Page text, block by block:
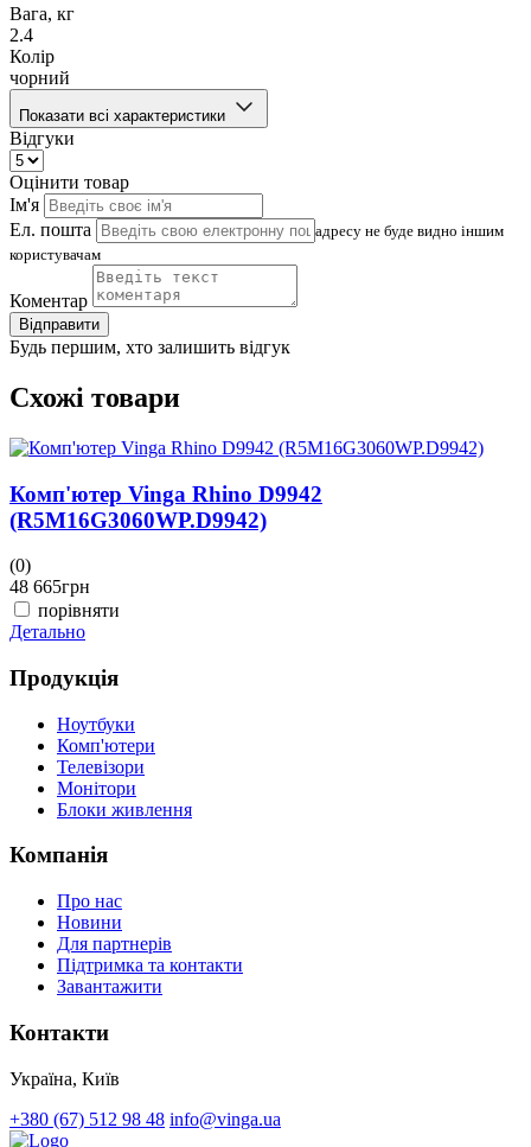
Вага, кг
2.4
Колір
чорний
Показати всі характеристики
Відгуки
Оцінити товар
Ім'я
Ел. пошта
адресу не буде видно іншим
користувачам
Коментар
Відправити
Будь першим, хто залишить відгук
Схожі товари
Комп'ютер Vinga Rhino D9942
(R5M16G3060WP.D9942)
(0)
48 665грн
порівняти
Детально
Продукція
Ноутбуки
Комп'ютери
Телевізори
Монітори
Блоки живлення
Компанія
Про нас
Новини
Для партнерів
Підтримка та контакти
Завантажити
Контакти
Україна, Київ
+380 (67) 512 98 48 info@vinga.ua